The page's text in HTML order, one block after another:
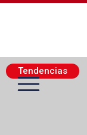
Tendencias